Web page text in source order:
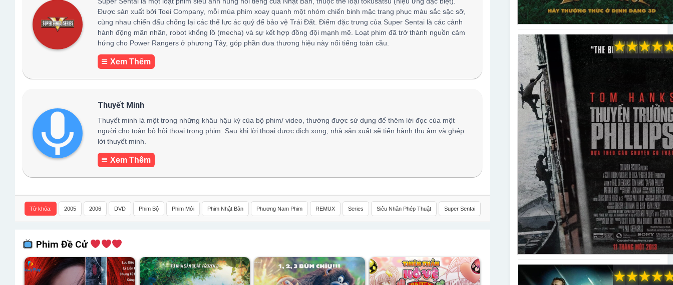
Được sản xuất bởi Toei Company, mỗi mùa phim xoay quanh một nhóm chiến binh mặc trang phục màu sắc sặc sỡ,
cùng nhau chiến đấu chống lại các thế lực ác quỷ để bảo vệ Trái Đất. Điểm đặc trưng của Super Sentai là các cảnh
hành động mãn nhãn, robot khổng lồ (mecha) và sự kết hợp đồng đội mạnh mẽ. Loạt phim đã trở thành nguồn cảm
hứng cho Power Rangers ở phương Tây, góp phần đưa thương hiệu này nổi tiếng toàn cầu.
Xem Thêm
Thuyết Minh
Thuyết minh là một trong những khâu hậu kỳ của bộ phim/ video, thường được sử dụng để thêm lời đọc của một
người cho toàn bộ hội thoại trong phim. Sau khi lời thoại được dịch xong, nhà sản xuất sẽ tiến hành thu âm và ghép
lời thuyết minh.
Xem Thêm
Từ khóa: 2005 2006 DVD Phim Bộ Phim Mới Phim Nhật Bản Phương Nam Phim REMUX Series Siêu Nhân Phép Thuật Super Sentai
Phim Đề Cử
★
★
★
★
★
★
★
★